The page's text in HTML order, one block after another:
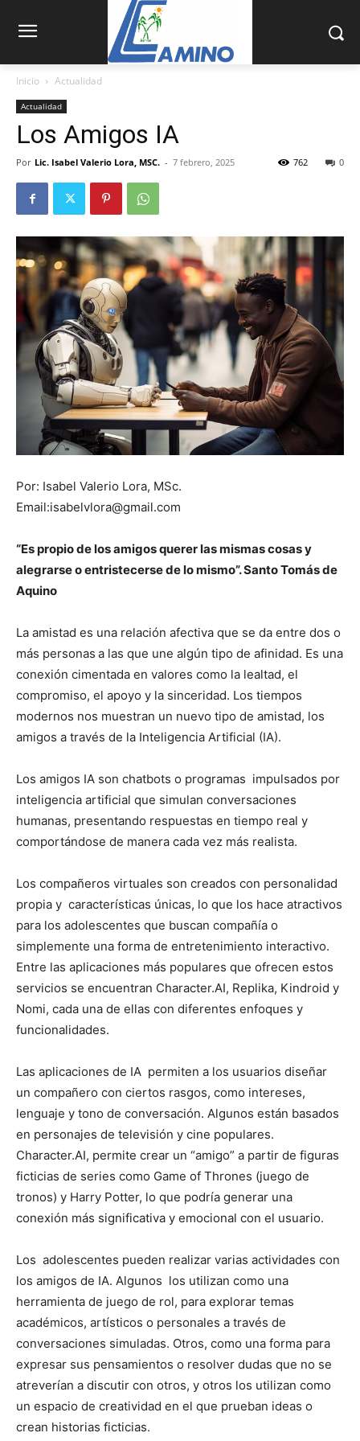
Inicio Actualidad
Actualidad
Los Amigos IA
Por Lic. Isabel Valerio Lora, MSC. - 7 febrero, 2025 0
762
Por: Isabel Valerio Lora, MSc.
Email:isabelvlora@gmail.com
“Es propio de los amigos querer las mismas cosas y
alegrarse o entristecerse de lo mismo”. Santo Tomás de
Aquino
La amistad es una relación afectiva que se da entre dos o
más personas a las que une algún tipo de afinidad. Es una
conexión cimentada en valores como la lealtad, el
compromiso, el apoyo y la sinceridad. Los tiempos
modernos nos muestran un nuevo tipo de amistad, los
amigos a través de la Inteligencia Artificial (IA).
Los amigos IA son chatbots o programas impulsados por
inteligencia artificial que simulan conversaciones
humanas, presentando respuestas en tiempo real y
comportándose de manera cada vez más realista.
Los compañeros virtuales son creados con personalidad
propia y características únicas, lo que los hace atractivos
para los adolescentes que buscan compañía o
simplemente una forma de entretenimiento interactivo.
Entre las aplicaciones más populares que ofrecen estos
servicios se encuentran Character.AI, Replika, Kindroid y
Nomi, cada una de ellas con diferentes enfoques y
funcionalidades.
Las aplicaciones de IA permiten a los usuarios diseñar
un compañero con ciertos rasgos, como intereses,
lenguaje y tono de conversación. Algunos están basados
en personajes de televisión y cine populares.
Character.AI, permite crear un “amigo” a partir de figuras
ficticias de series como Game of Thrones (juego de
tronos) y Harry Potter, lo que podría generar una
conexión más significativa y emocional con el usuario.
Los adolescentes pueden realizar varias actividades con
los amigos de IA. Algunos los utilizan como una
herramienta de juego de rol, para explorar temas
académicos, artísticos o personales a través de
conversaciones simuladas. Otros, como una forma para
expresar sus pensamientos o resolver dudas que no se
atreverían a discutir con otros, y otros los utilizan como
un espacio de creatividad en el que prueban ideas o
crean historias ficticias.